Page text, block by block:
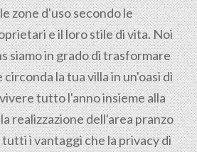
zone d'uso secondo le
e il loro stile di vita. Noi
siamo in grado di trasformare
la tua villa in un'oasi di
tutto l'anno insieme alla
realizzazione dell'area pranzo
tutti i vantaggi che la privacy di